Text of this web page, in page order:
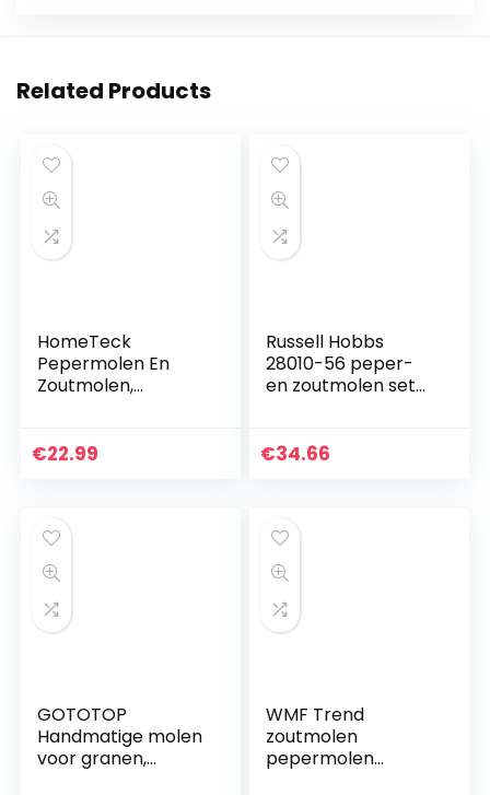
Related Products
HomeTeck
Pepermolen En
Zoutmolen,
Van Hoogwaardig
€22.99
Russell Hobbs
28010-56 peper-
en zoutmolen set
zwart
€34.66
GOTOTOP
Handmatige molen
voor granen,
WMF Trend
zoutmolen
pepermolen